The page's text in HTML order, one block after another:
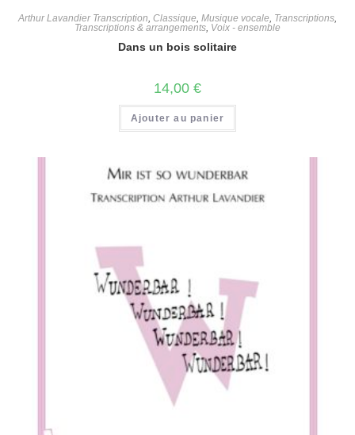
Arthur Lavandier Transcription, Classique, Musique vocale, Transcriptions,
Transcriptions & arrangements, Voix - ensemble
Dans un bois solitaire
14,00 €
Ajouter au panier